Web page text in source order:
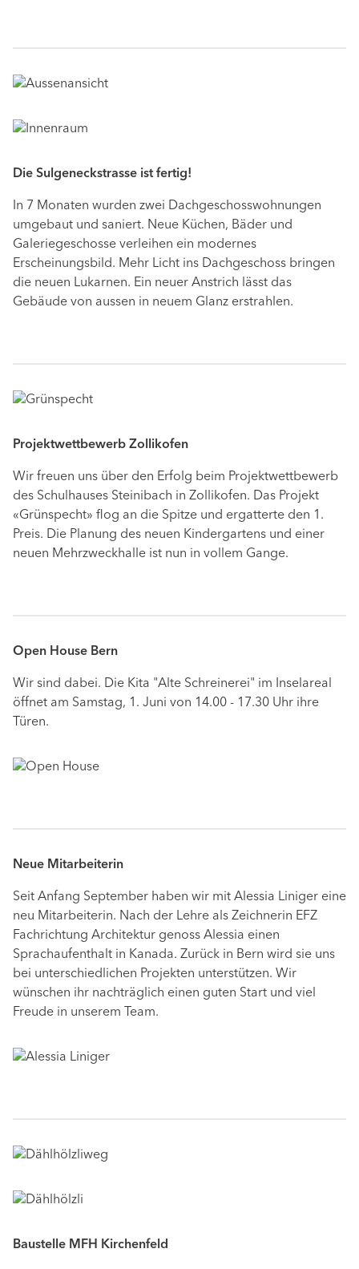
Die Sulgeneckstrasse ist fertig!
In 7 Monaten wurden zwei Dachgeschosswohnungen
umgebaut und saniert. Neue Küchen, Bäder und
Galeriegeschosse verleihen ein modernes
Erscheinungsbild. Mehr Licht ins Dachgeschoss bringen
die neuen Lukarnen. Ein neuer Anstrich lässt das
Gebäude von aussen in neuem Glanz erstrahlen.
Projektwettbewerb Zollikofen
Wir freuen uns über den Erfolg beim Projektwettbewerb
des Schulhauses Steinibach in Zollikofen. Das Projekt
«Grünspecht» flog an die Spitze und ergatterte den 1.
Preis. Die Planung des neuen Kindergartens und einer
neuen Mehrzweckhalle ist nun in vollem Gange.
Open House Bern
Wir sind dabei. Die Kita "Alte Schreinerei" im Inselareal
öffnet am Samstag, 1. Juni von 14.00 - 17.30 Uhr ihre
Türen.
Neue Mitarbeiterin
Seit Anfang September haben wir mit Alessia Liniger eine
neu Mitarbeiterin. Nach der Lehre als Zeichnerin EFZ
Fachrichtung Architektur genoss Alessia einen
Sprachaufenthalt in Kanada. Zurück in Bern wird sie uns
bei unterschiedlichen Projekten unterstützen. Wir
wünschen ihr nachträglich einen guten Start und viel
Freude in unserem Team.
Baustelle MFH Kirchenfeld